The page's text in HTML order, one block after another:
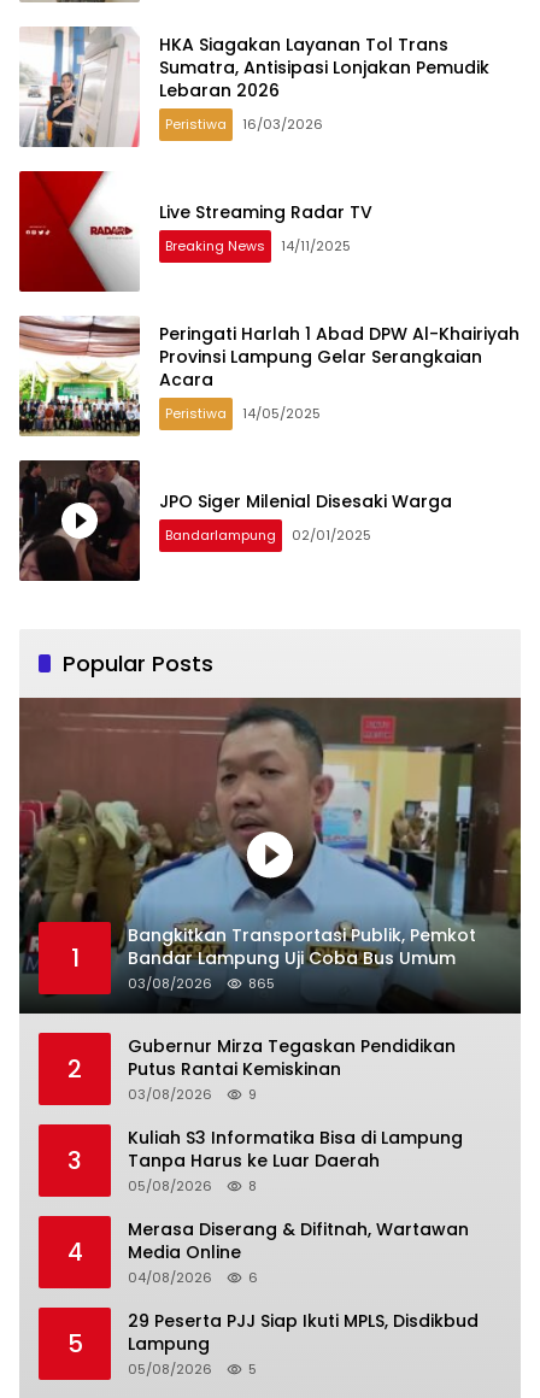
HKA Siagakan Layanan Tol Trans
Sumatra, Antisipasi Lonjakan Pemudik
Lebaran 2026
Peristiwa 16/03/2026
Live Streaming Radar TV
Breaking News 14/11/2025
Peringati Harlah 1 Abad DPW Al-Khairiyah
Provinsi Lampung Gelar Serangkaian
Acara
Peristiwa 14/05/2025
JPO Siger Milenial Disesaki Warga
Bandarlampung 02/01/2025
Popular Posts
1
Bangkitkan Transportasi Publik, Pemkot
Bandar Lampung Uji Coba Bus Umum
03/08/2026 865
2
Gubernur Mirza Tegaskan Pendidikan
Putus Rantai Kemiskinan
03/08/2026 9
3
Kuliah S3 Informatika Bisa di Lampung
Tanpa Harus ke Luar Daerah
05/08/2026 8
4
Merasa Diserang & Difitnah, Wartawan
Media Online
04/08/2026 6
5
29 Peserta PJJ Siap Ikuti MPLS, Disdikbud
Lampung
05/08/2026 5